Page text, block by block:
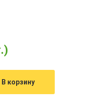
В корзину